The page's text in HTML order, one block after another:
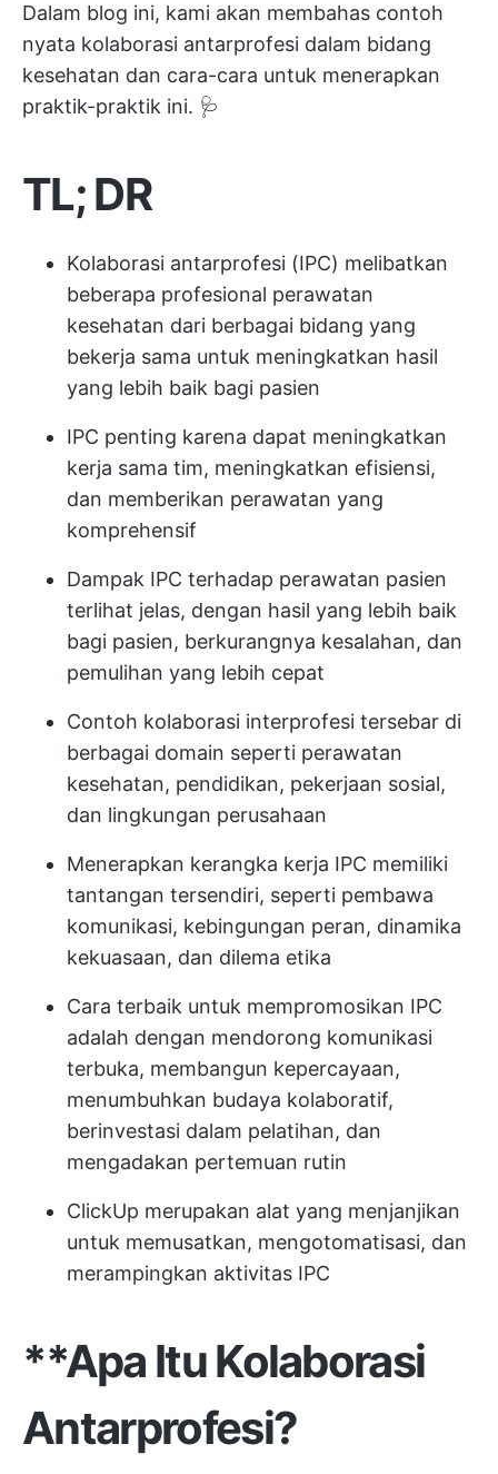
Dalam blog ini, kami akan membahas contoh
nyata kolaborasi antarprofesi dalam bidang
kesehatan dan cara-cara untuk menerapkan
praktik-praktik ini. 🩺
TL; DR
Kolaborasi antarprofesi (IPC) melibatkan
beberapa profesional perawatan
kesehatan dari berbagai bidang yang
bekerja sama untuk meningkatkan hasil
yang lebih baik bagi pasien
IPC penting karena dapat meningkatkan
kerja sama tim, meningkatkan efisiensi,
dan memberikan perawatan yang
komprehensif
Dampak IPC terhadap perawatan pasien
terlihat jelas, dengan hasil yang lebih baik
bagi pasien, berkurangnya kesalahan, dan
pemulihan yang lebih cepat
Contoh kolaborasi interprofesi tersebar di
berbagai domain seperti perawatan
kesehatan, pendidikan, pekerjaan sosial,
dan lingkungan perusahaan
Menerapkan kerangka kerja IPC memiliki
tantangan tersendiri, seperti pembawa
komunikasi, kebingungan peran, dinamika
kekuasaan, dan dilema etika
Cara terbaik untuk mempromosikan IPC
adalah dengan mendorong komunikasi
terbuka, membangun kepercayaan,
menumbuhkan budaya kolaboratif,
berinvestasi dalam pelatihan, dan
mengadakan pertemuan rutin
ClickUp merupakan alat yang menjanjikan
untuk memusatkan, mengotomatisasi, dan
merampingkan aktivitas IPC
**Apa Itu Kolaborasi
Antarprofesi?